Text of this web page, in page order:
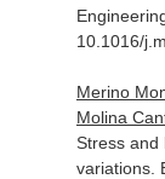
10.1016/
Merino
Molina
Stress and
variations.